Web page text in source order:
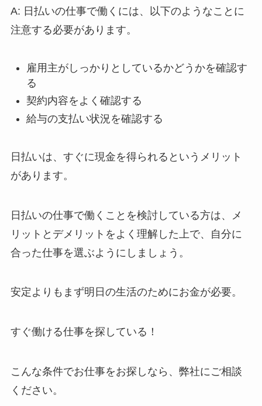
A: 日払いの仕事で働くには、以下のようなことに
注意する必要があります。
雇用主がしっかりとしているかどうかを確認す
る
契約内容をよく確認する
給与の支払い状況を確認する
日払いは、すぐに現金を得られるというメリット
があります。
日払いの仕事で働くことを検討している方は、メ
リットとデメリットをよく理解した上で、自分に
合った仕事を選ぶようにしましょう。
安定よりもまず明日の生活のためにお金が必要。
すぐ働ける仕事を探している！
こんな条件でお仕事をお探しなら、弊社にご相談
ください。